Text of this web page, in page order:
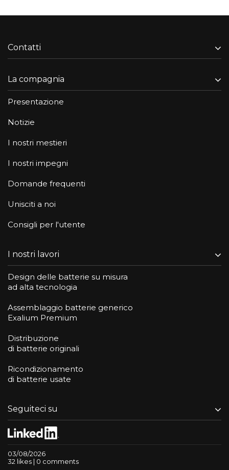
Contatti
La compagnia
Presentazione
Notizie
I nostri mestieri
I nostri impegni
Domande frequenti
Unisciti a noi
Consigli per l'utente
I nostri lavori
Design delle batterie su misura
ad alta tecnologia
Assemblaggio batterie generico
Exalium Premium
Distribuzione
di batterie originali
Ricondizionamento
di batterie usate
Seguiteci su
03/08/2026
32 likes | 0 comments